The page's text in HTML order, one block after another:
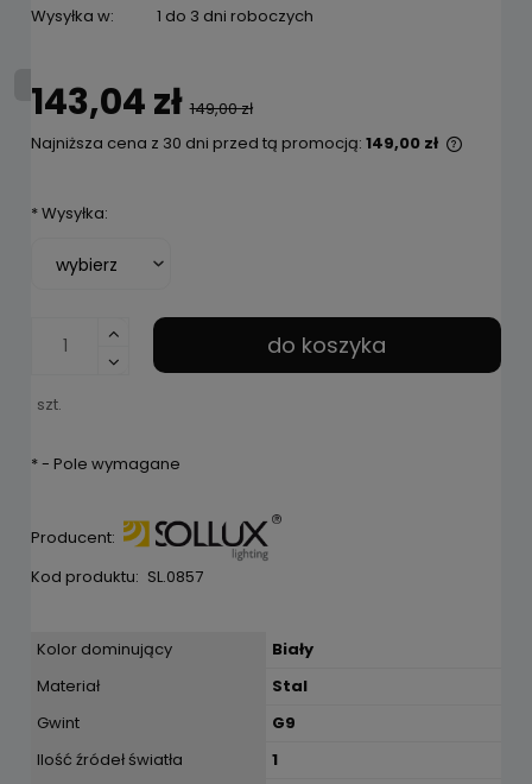
Wysyłka w:
1 do 3 dni roboczych
143,04 zł 149,00 zł
Najniższa cena z 30 dni przed tą promocją: 149,00 zł
*Wysyłka:
szt.
do koszyka
*- Pole wymagane
Producent:
Kod produktu: SL.0857
Kolor dominujący
Biały
Materiał
Stal
Gwint
G9
Ilość źródeł światła
1